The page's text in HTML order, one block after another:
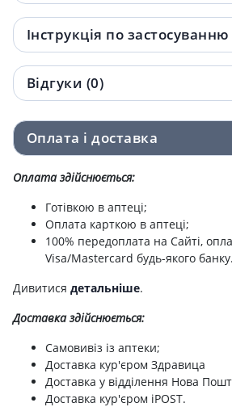
Інструкція по застосуванню
Відгуки (0)
Оплата і доставка
Оплата здійснюється:
Готівкою в аптеці;
Оплата карткою в аптеці;
100% передоплата на Сайті,
Visa/Mastercard будь-якого банку.
Дивитися детальніше.
Доставка здійснюється:
Самовивіз із аптеки;
Доставка кур'єром Здравица
Доставка у відділення Нова
Доставка кур'єром iPOST.